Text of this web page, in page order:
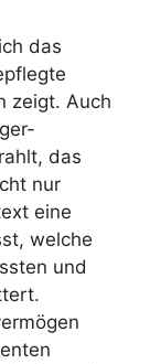
das
zeigt. Auch
das
nur
eine
welche
und